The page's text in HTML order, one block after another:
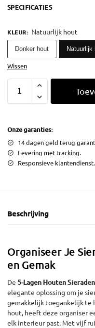
SPECIFICATIES
KLEUR: Natuurlijk hout
Donker hout Natuurlijk
Wissen
Onze garanties:
14 dagen geld terug
Levering met tracking.
Responsieve klantendienst.
Beschrijving
Organiseer Je
en Gemak
De 5-Lagen Houten
elegante oplossing om je
gemakkelijk toegankelijk te
hout, heeft deze organiser
elk interieur past. Met vijf